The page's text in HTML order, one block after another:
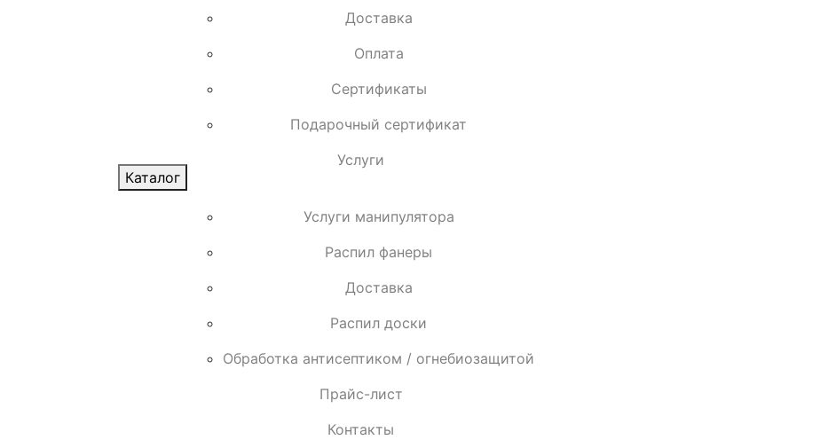
Каталог
Доставка
Оплата
Сертификаты
Подарочный сертификат
Услуги
Услуги манипулятора
Распил фанеры
Доставка
Распил доски
Обработка антисептиком / огнебиозащитой
Прайс-лист
Контакты